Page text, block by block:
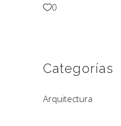
0
Categorías
Arquitectura